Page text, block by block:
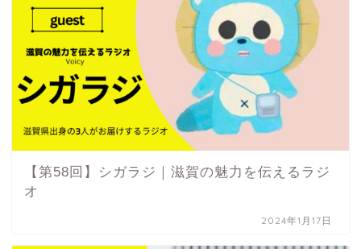
【第58回】シガラジ｜滋賀の魅力を伝えるラジ
オ
2024年1月17日